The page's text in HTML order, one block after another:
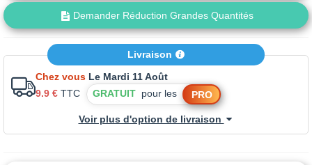
Demander Réduction Grandes Quantités
Livraison
Chez vous Le Mardi 11 Août
9.9 € TTC GRATUIT pour les PRO
Voir plus d'option de livraison